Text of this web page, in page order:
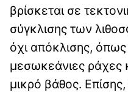
βρίσκεται σε
σύγκλισης των
όχι απόκλισης, όπως
μεσωκεάνιες ράχες
μικρό βάθος.